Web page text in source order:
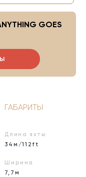
GOES
ГАБАРИТЫ
Длина яхты
34м/112ft
Ширина
7,7м